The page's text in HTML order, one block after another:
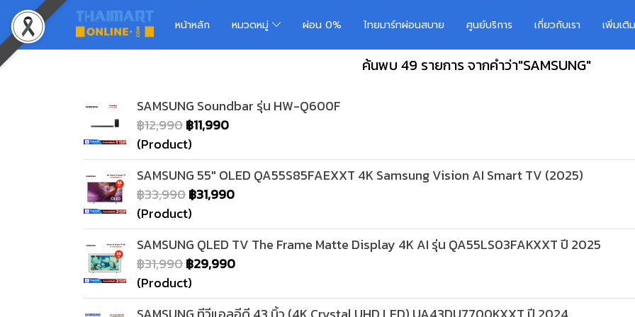
หน้าหลัก หมวดหมู่ ผ่อน 0% ไทยมาร์ทผ่อนสบาย ศูนย์บริการ เกี่ยวกับเรา เพิ่มเ
ค้นพบ 49 รายการ จากคำว่า"SAMSUNG"
SAMSUNG Soundbar รุ่น HW-Q600F
฿12,990฿11,990
(Product)
SAMSUNG 55" OLED QA55S85FAEXXT 4K Samsung Vision AI Smart TV (2025)
฿33,990฿31,990
(Product)
SAMSUNG QLED TV The Frame Matte Display 4K AI รุ่น QA55LS03FAKXXT ปี 2025
฿31,990฿29,990
(Product)